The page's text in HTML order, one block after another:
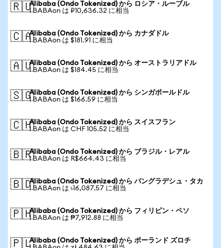
🇷🇺Alibaba (Ondo Tokenized) から ロシア・ルーブル
1 BABAon は ₽10,636.32 に相当
🇨🇦Alibaba (Ondo Tokenized) から カナダドル
1 BABAon は $181.91 に相当
🇦🇺Alibaba (Ondo Tokenized) から オーストラリアドル
1 BABAon は $184.45 に相当
🇸🇬Alibaba (Ondo Tokenized) から シンガポールドル
1 BABAon は $166.59 に相当
🇨🇭Alibaba (Ondo Tokenized) から スイスフラン
1 BABAon は CHF 105.52 に相当
🇧🇷Alibaba (Ondo Tokenized) から ブラジル・レアル
1 BABAon は R$664.43 に相当
🇧🇩Alibaba (Ondo Tokenized) から バングラデシュ・タカ
1 BABAon は ৳16,087.57 に相当
🇵🇭Alibaba (Ondo Tokenized) から フィリピン・ペソ
1 BABAon は ₱7,912.88 に相当
🇵🇱Alibaba (Ondo Tokenized) から ポーランド ズロチ